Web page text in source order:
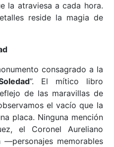
la atraviesa a cada hora.
reside la magia de
consagrado a la
”. El mítico libro
de las maravillas de
el vacío que la
placa. Ninguna mención
el Coronel Aureliano
memorables